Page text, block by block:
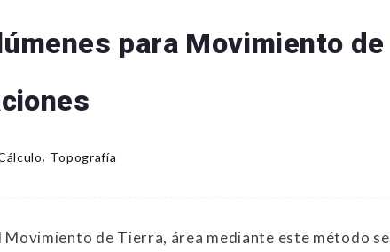
para Movimiento de
, Topografía
Movimiento de Tierra, área mediante este método se